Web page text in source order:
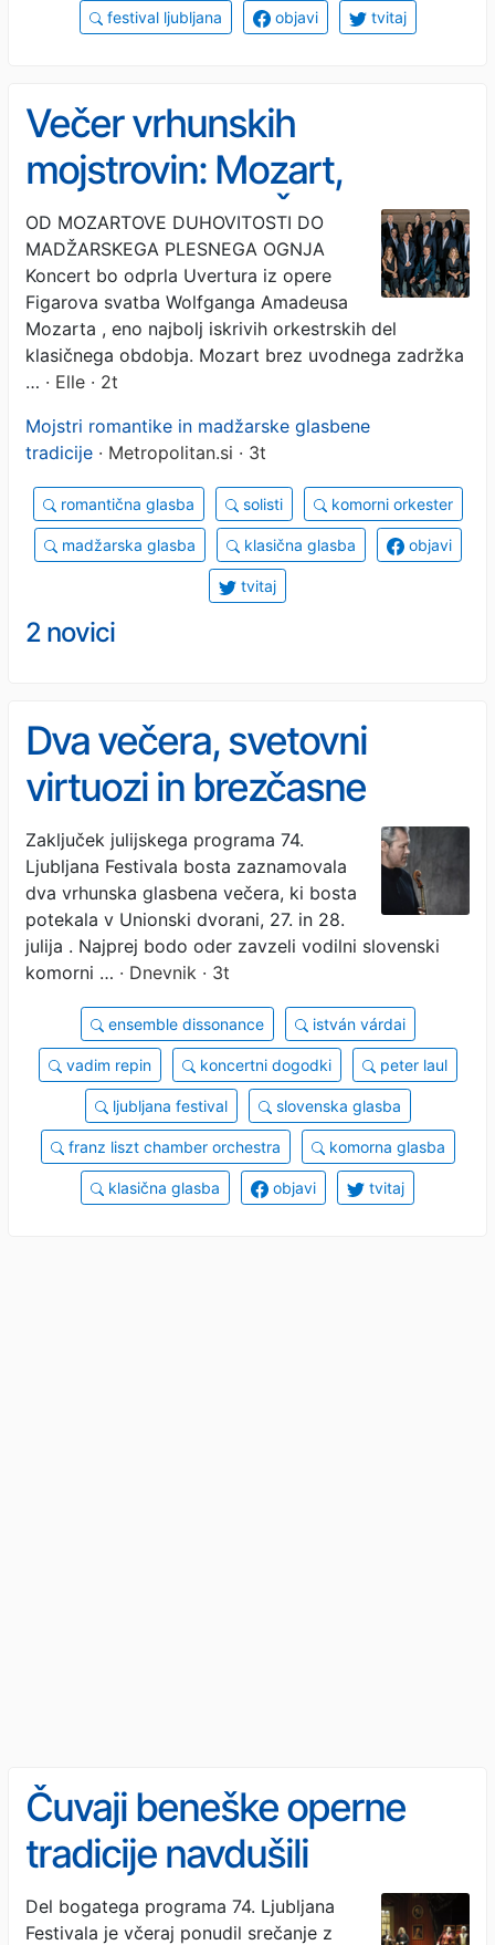
festival ljubljana objavi tvitaj
Večer vrhunskih
mojstrovin: Mozart,
Mendelssohn, Čajkovski,
Liszt in Brahms v Unionski
dvorani
OD MOZARTOVE DUHOVITOSTI DO
MADŽARSKEGA PLESNEGA OGNJA
Koncert bo odprla Uvertura iz opere
Figarova svatba Wolfganga Amadeusa
Mozarta , eno najbolj iskrivih orkestrskih del
klasičnega obdobja. Mozart brez uvodnega zadržka
… · Elle · 2t
Mojstri romantike in madžarske glasbene
tradicije · Metropolitan.si · 3t
romantična glasba solisti komorni orkester
madžarska glasba klasična glasba objavi
tvitaj
2 novici
Dva večera, svetovni
virtuozi in brezčasne
mojstrovine
Zaključek julijskega programa 74.
Ljubljana Festivala bosta zaznamovala
dva vrhunska glasbena večera, ki bosta
potekala v Unionski dvorani, 27. in 28.
julija . Najprej bodo oder zavzeli vodilni slovenski
komorni … · Dnevnik · 3t
ensemble dissonance istván várdai
vadim repin koncertni dogodki peter laul
ljubljana festival slovenska glasba
franz liszt chamber orchestra komorna glasba
klasična glasba objavi tvitaj
Čuvaji beneške operne
tradicije navdušili
Ljubljano: Seviljski brivec
Del bogatega programa 74. Ljubljana
Festivala je včeraj ponudil srečanje z